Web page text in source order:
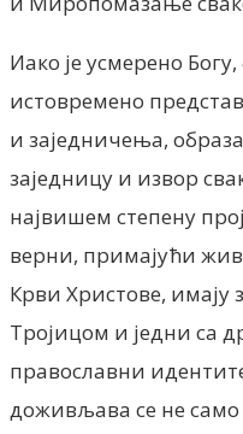
Иако је усмерено
истовремено
и заједничења,
заједницу и извор
највишем степену
верни, примајући
Крви Христове, имају
Тројицом и једни са
православни
доживљава се не